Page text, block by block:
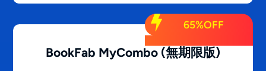
BookFab MyCombo (無期限版)
65%OFF